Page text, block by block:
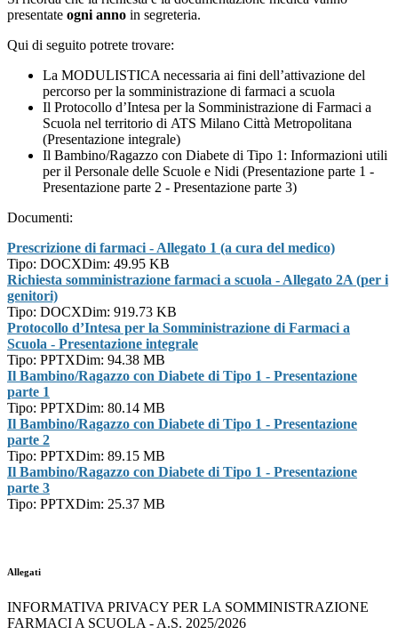
presentate ogni anno in segreteria.
Qui di seguito potrete trovare:
La MODULISTICA necessaria ai fini dell’attivazione del
percorso per la somministrazione di farmaci a scuola
Il Protocollo d’Intesa per la Somministrazione di Farmaci a
Scuola nel territorio di ATS Milano Città Metropolitana
(Presentazione integrale)
Il Bambino/Ragazzo con Diabete di Tipo 1: Informazioni utili
per il Personale delle Scuole e Nidi (Presentazione parte 1 -
Presentazione parte 2 - Presentazione parte 3)
Documenti:
Prescrizione di farmaci - Allegato 1 (a cura del medico)
Tipo: DOCXDim: 49.95 KB
Richiesta somministrazione farmaci a scuola - Allegato 2A (per i
genitori)
Tipo: DOCXDim: 919.73 KB
Protocollo d’Intesa per la Somministrazione di Farmaci a
Scuola - Presentazione integrale
Tipo: PPTXDim: 94.38 MB
Il Bambino/Ragazzo con Diabete di Tipo 1 - Presentazione
parte 1
Tipo: PPTXDim: 80.14 MB
Il Bambino/Ragazzo con Diabete di Tipo 1 - Presentazione
parte 2
Tipo: PPTXDim: 89.15 MB
Il Bambino/Ragazzo con Diabete di Tipo 1 - Presentazione
parte 3
Tipo: PPTXDim: 25.37 MB
Allegati
INFORMATIVA PRIVACY PER LA SOMMINISTRAZIONE
FARMACI A SCUOLA - A.S. 2025/2026